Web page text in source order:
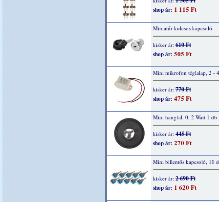
shop ár: 1 115 Ft
Miniatűr kulcsos kapcsoló
kisker ár: 610 Ft
shop ár: 505 Ft
Mini mikrofon téglalap, 2 -
kisker ár: 770 Ft
shop ár: 475 Ft
Mini hangfal, 0, 2 Watt 1 db
kisker ár: 445 Ft
shop ár: 270 Ft
Mini billentős kapcsoló, 10
kisker ár: 2 690 Ft
shop ár: 1 620 Ft